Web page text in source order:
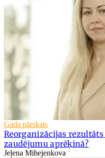
Gada pārskats
Reorganizācijas
zaudējumu aprēķinā?
Jeļena Mihejenkova